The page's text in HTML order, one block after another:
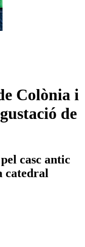
Colònia i
de
casc antic
catedral